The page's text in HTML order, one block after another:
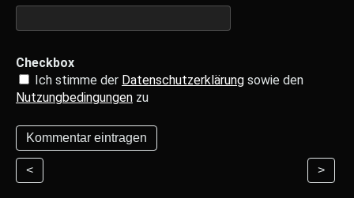
Checkbox
Ich stimme der Datenschutzerklärung sowie den
Nutzungbedingungen zu
< >